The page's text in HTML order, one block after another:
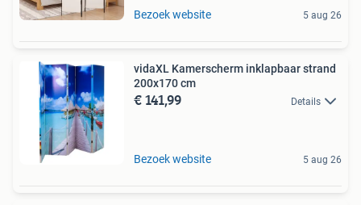
Bezoek website 5 aug 26
vidaXL Kamerscherm inklapbaar strand
200x170 cm
€ 141,99 Details
Bezoek website 5 aug 26